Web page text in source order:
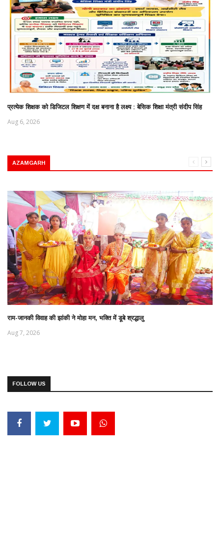
प्रत्येक शिक्षक को डिजिटल शिक्षण में दक्ष बनाना है लक्ष्य : बेसिक शिक्षा मंत्री संदीप सिंह
Aug 6, 2026
AZAMGARH
राम-जानकी विवाह की झांकी ने मोहा मन, भक्ति में डूबे श्रद्धालु
Aug 7, 2026
FOLLOW US